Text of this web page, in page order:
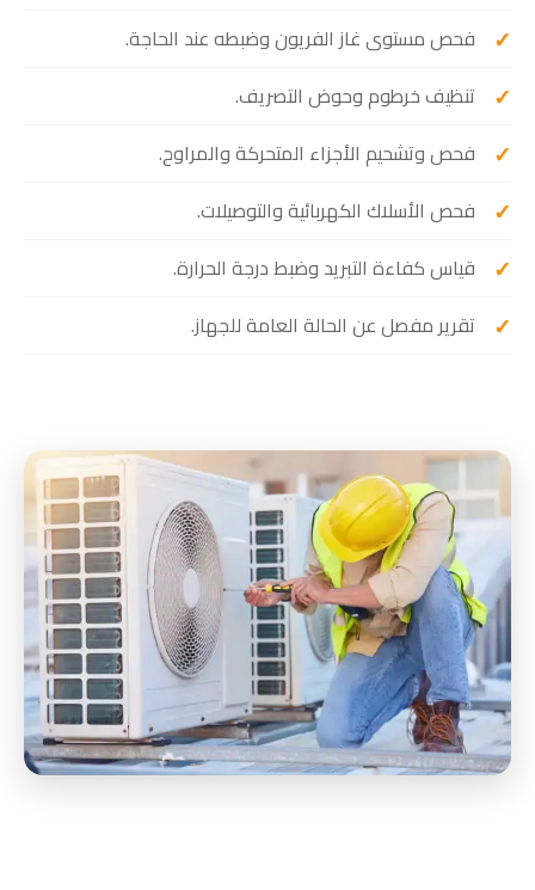
فحص مستوى غاز الفريون وضبطه عند الحاجة.
تنظيف خرطوم وحوض التصريف.
فحص وتشحيم الأجزاء المتحركة والمراوح.
فحص الأسلاك الكهربائية والتوصيلات.
قياس كفاءة التبريد وضبط درجة الحرارة.
تقرير مفصل عن الحالة العامة للجهاز.